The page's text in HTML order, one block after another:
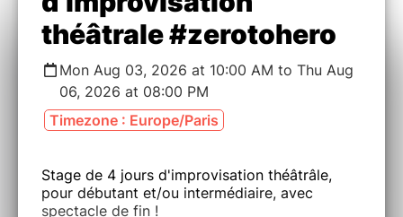
théâtrale #zerotohero
Mon Aug 03, 2026 at 10:00 AM to Thu Aug
06, 2026 at 08:00 PM
Timezone : Europe/Paris
Stage de 4 jours d'improvisation théâtrâle,
pour débutant et/ou intermédiaire, avec
spectacle de fin !